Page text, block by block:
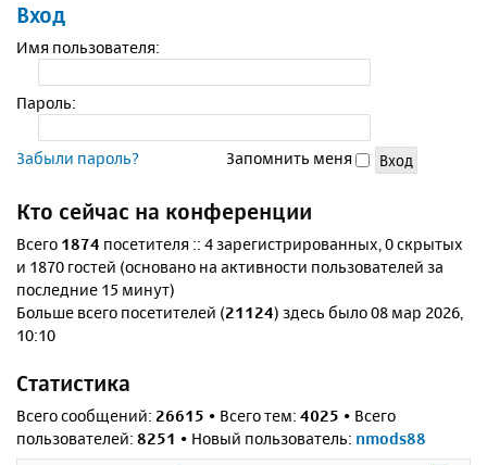
Вход
Имя пользователя:
Пароль:
Забыли пароль? Запомнить меня
Кто сейчас на конференции
Всего 1874 посетителя :: 4 зарегистрированных, 0 скрытых
и 1870 гостей (основано на активности пользователей за
последние 15 минут)
Больше всего посетителей (21124) здесь было 08 мар 2026,
10:10
Статистика
Всего сообщений: 26615 • Всего тем: 4025 • Всего
пользователей: 8251 • Новый пользователь: nmods88